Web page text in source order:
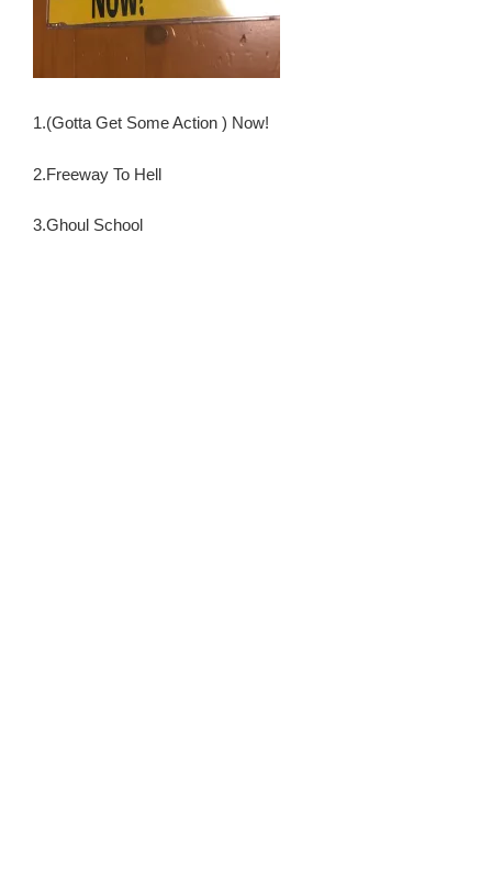
1.(Gotta Get Some Action ) Now!
2.Freeway To Hell
3.Ghoul School